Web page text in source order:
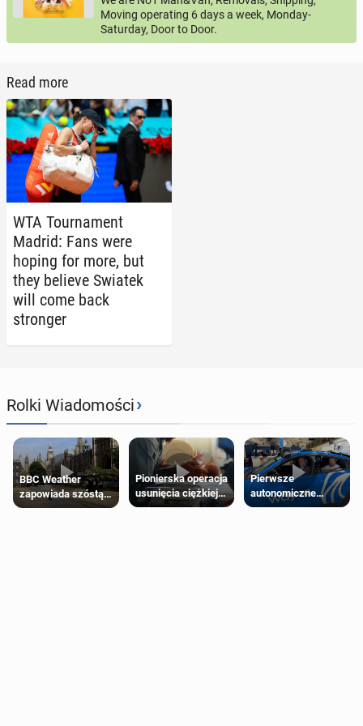
Moving operating 6 days a week, Monday-
Saturday, Door to Door.
Read more
WTA Tour­na­ment
Madrid: Fans were
hoping for more, but
they believe Swiatek
will come back
stronger
Rolki Wiadomości›
BBC Weather
zapowiada szóstą
falę upałów w
Pionierska operacja
usunięcia ciężkiej
wady wrodzonej
Pierwsze
autonomiczne
Ubery pojawią się